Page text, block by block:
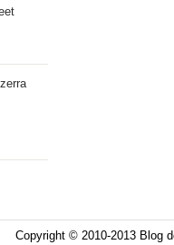
Copyright © 2010-2013 Blog